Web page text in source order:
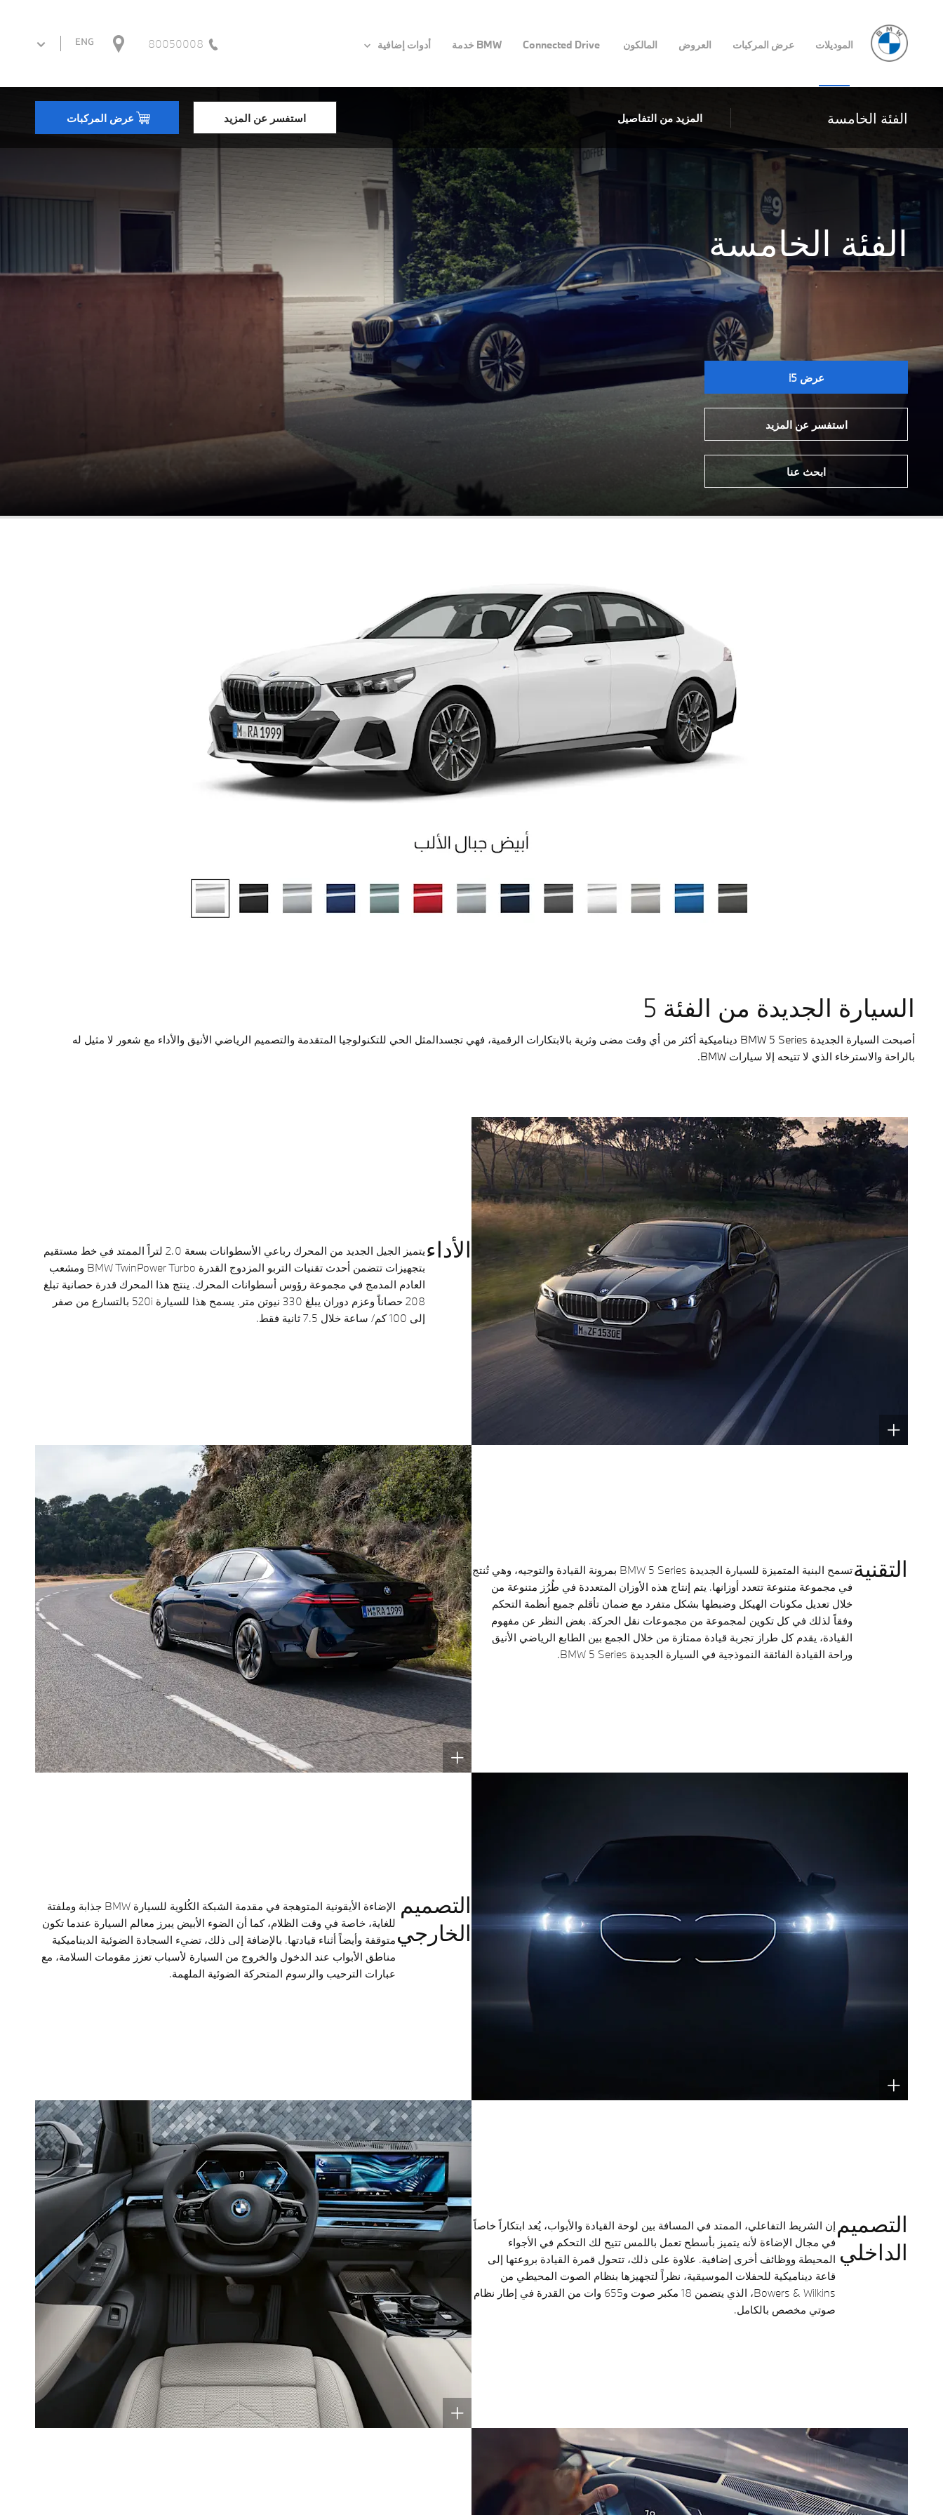
الموديلات عرض المركبات العروض المالكون Connected Drive BMW خدمة أدوات إضافية 80050008
ENG
الفئة الخامسة المزيد من التفاصيل استفسر عن المزيد عرض المركبات
الفئة الخامسة
عرض i5
استفسر عن المزيد
ابحث عنا
السيارة الجديدة من الفئة 5
أصبحت السيارة الجديدة BMW 5 Series ديناميكية أكثر من أي وقت مضى وثرية بالابتكارات الرقمية، فهي تجسدالمثل الحي للتكنولوجيا المتقدمة والتصميم الرياضي الأنيق والأداء مع شعور لا مثيل له
بالراحة والاسترخاء الذي لا تتيحه إلا سيارات BMW.
الأداء
يتميز الجيل الجديد من المحرك رباعي الأسطوانات بسعة 2.0 لتراً الممتد في خط مستقيم
بتجهيزات تتضمن أحدث تقنيات التربو المزدوج القدرة BMW TwinPower Turbo ومشعب
العادم المدمج في مجموعة رؤوس أسطوانات المحرك. ينتج هذا المحرك قدرة حصانية تبلغ
208 حصاناً وعزم دوران يبلغ 330 نيوتن متر. يسمح هذا للسيارة 520i بالتسارع من صفر
إلى 100 كم/ ساعة خلال 7.5 ثانية فقط.
التقنية
تسمح البنية المتميزة للسيارة الجديدة BMW 5 Series بمرونة القيادة والتوجيه، وهي تُنتج
في مجموعة متنوعة تتعدد أوزانها. يتم إنتاج هذه الأوزان المتعددة في طُرُز متنوعة من
خلال تعديل مكونات الهيكل وضبطها بشكل متفرد مع ضمان تأقلم جميع أنظمة التحكم
وفقاً لذلك في كل تكوين لمجموعة من مجموعات نقل الحركة. بغض النظر عن مفهوم
القيادة، يقدم كل طراز تجربة قيادة ممتازة من خلال الجمع بين الطابع الرياضي الأنيق
وراحة القيادة الفائقة النموذجية في السيارة الجديدة BMW 5 Series.
التصميم
الخارجي
الإضاءة الأيقونية المتوهجة في مقدمة الشبكة الكُلوية للسيارة BMW جذابة وملفتة
للغاية، خاصة في وقت الظلام، كما أن الضوء الأبيض يبرز معالم السيارة عندما تكون
متوقفة وأيضاً أثناء قيادتها. بالإضافة إلى ذلك، تضيء السجادة الضوئية الديناميكية
مناطق الأبواب عند الدخول والخروج من السيارة لأسباب تعزز مقومات السلامة، مع
عبارات الترحيب والرسوم المتحركة الضوئية الملهمة.
التصميم
الداخلي
إن الشريط التفاعلي، الممتد في المسافة بين لوحة القيادة والأبواب، يُعد ابتكاراً خاصاً
في مجال الإضاءة لأنه يتميز بأسطح تعمل باللمس تتيح لك التحكم في الأجواء
المحيطة ووظائف أخرى إضافية. علاوة على ذلك، تتحول قمرة القيادة بروعتها إلى
قاعة ديناميكية للحفلات الموسيقية، نظراً لتجهيزها بنظام الصوت المحيطي من
Bowers & Wilkins، الذي يتضمن 18 مكبر صوت و655 وات من القدرة في إطار نظام
صوتي مخصص بالكامل.